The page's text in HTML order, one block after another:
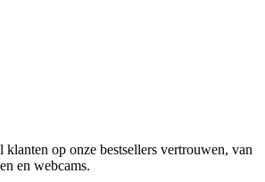
op onze bestsellers vertrouwen, van
en webcams.